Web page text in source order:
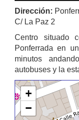
Dirección:
C/ La Paz 2
Centro situado
Ponferrada en
minutos
autobuses y la
+
−